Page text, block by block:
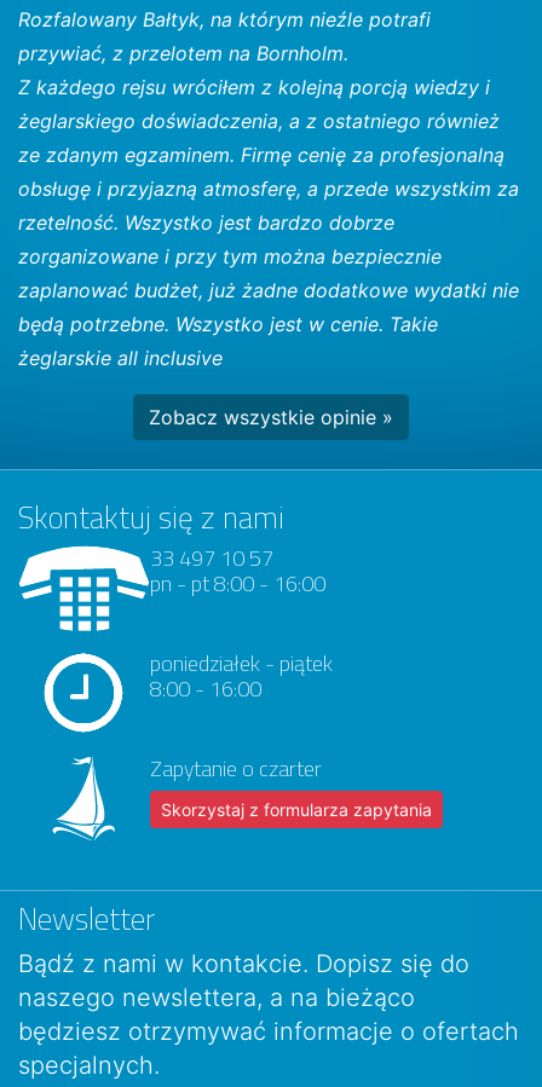
Rozfalowany Bałtyk, na którym nieźle potrafi
przywiać, z przelotem na Bornholm.
Z każdego rejsu wróciłem z kolejną porcją wiedzy i
żeglarskiego doświadczenia, a z ostatniego również
ze zdanym egzaminem. Firmę cenię za profesjonalną
obsługę i przyjazną atmosferę, a przede wszystkim za
rzetelność. Wszystko jest bardzo dobrze
zorganizowane i przy tym można bezpiecznie
zaplanować budżet, już żadne dodatkowe wydatki nie
będą potrzebne. Wszystko jest w cenie. Takie
żeglarskie all inclusive
Zobacz wszystkie opinie »
Skontaktuj się z nami
33 497 10 57
pn - pt 8:00 - 16:00
poniedziałek - piątek
8:00 - 16:00
Zapytanie o czarter
Skorzystaj z formularza zapytania
Newsletter
Bądź z nami w kontakcie. Dopisz się do
naszego newslettera, a na bieżąco
będziesz otrzymywać informacje o ofertach
specjalnych.